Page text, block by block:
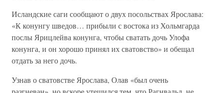
Исландские саги сообщают о двух посольствах Ярослава:
«К конунгу шведов… прибыли с востока из Хольмгарда
послы Ярицлейва конунга, чтобы сватать дочь Улофа
конунга, и он хорошо принял их сватовство» и обещал
отдать за него дочь.
Узнав о сватовстве Ярослава, Олав «был очень